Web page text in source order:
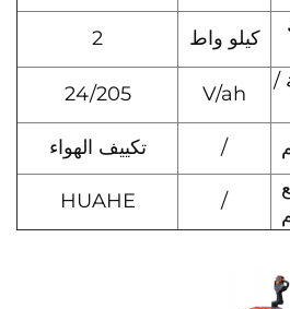
كيلو واط
2
/
V/ah
24/205
/
تكييف الهواء
/
HUAHE